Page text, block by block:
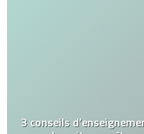
3 conseils